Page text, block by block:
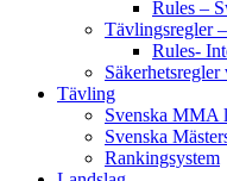
Rules –
Tävlingsregler
Rules-
Tävling
Svenska MMA
Svenska
Rankingsystem